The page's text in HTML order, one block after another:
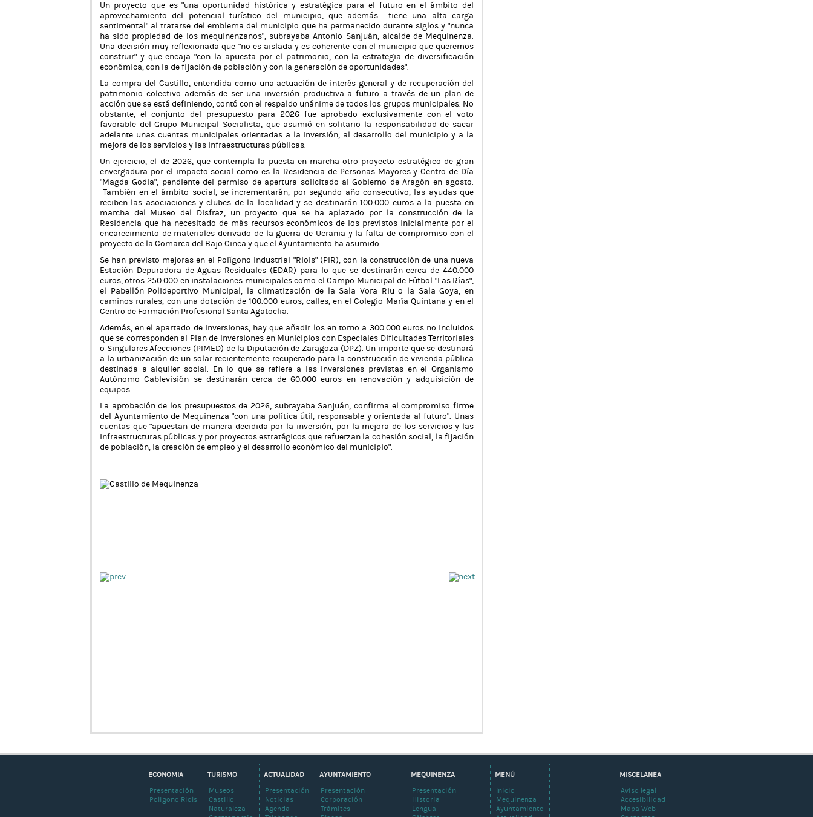
Un proyecto que es “una oportunidad histórica y estratégica para el futuro en el ámbito del
aprovechamiento del potencial turístico del municipio, que además tiene una alta carga
sentimental” al tratarse del emblema del municipio que ha permanecido durante siglos y “nunca
ha sido propiedad de los mequinenzanos”, subrayaba Antonio Sanjuán, alcalde de Mequinenza.
Una decisión muy reflexionada que “no es aislada y es coherente con el municipio que queremos
construir” y que encaja “con la apuesta por el patrimonio, con la estrategia de diversificación
económica, con la de fijación de población y con la generación de oportunidades”.
La compra del Castillo, entendida como una actuación de interés general y de recuperación del
patrimonio colectivo además de ser una inversión productiva a futuro a través de un plan de
acción que se está definiendo, contó con el respaldo unánime de todos los grupos municipales. No
obstante, el conjunto del presupuesto para 2026 fue aprobado exclusivamente con el voto
favorable del Grupo Municipal Socialista, que asumió en solitario la responsabilidad de sacar
adelante unas cuentas municipales orientadas a la inversión, al desarrollo del municipio y a la
mejora de los servicios y las infraestructuras públicas.
Un ejercicio, el de 2026, que contempla la puesta en marcha otro proyecto estratégico de gran
envergadura por el impacto social como es la Residencia de Personas Mayores y Centro de Día
“Magda Godia”, pendiente del permiso de apertura solicitado al Gobierno de Aragón en agosto.
También en el ámbito social, se incrementarán, por segundo año consecutivo, las ayudas que
reciben las asociaciones y clubes de la localidad y se destinarán 100.000 euros a la puesta en
marcha del Museo del Disfraz, un proyecto que se ha aplazado por la construcción de la
Residencia que ha necesitado de más recursos económicos de los previstos inicialmente por el
encarecimiento de materiales derivado de la guerra de Ucrania y la falta de compromiso con el
proyecto de la Comarca del Bajo Cinca y que el Ayuntamiento ha asumido.
Se han previsto mejoras en el Polígono Industrial “Riols” (PIR), con la construcción de una nueva
Estación Depuradora de Aguas Residuales (EDAR) para lo que se destinarán cerca de 440.000
euros, otros 250.000 en instalaciones municipales como el Campo Municipal de Fútbol “Las Rías”,
el Pabellón Polideportivo Municipal, la climatización de la Sala Vora Riu o la Sala Goya, en
caminos rurales, con una dotación de 100.000 euros, calles, en el Colegio María Quintana y en el
Centro de Formación Profesional Santa Agatoclia.
Además, en el apartado de inversiones, hay que añadir los en torno a 300.000 euros no incluidos
que se corresponden al Plan de Inversiones en Municipios con Especiales Dificultades Territoriales
o Singulares Afecciones (PIMED) de la Diputación de Zaragoza (DPZ). Un importe que se destinará
a la urbanización de un solar recientemente recuperado para la construcción de vivienda pública
destinada a alquiler social. En lo que se refiere a las Inversiones previstas en el Organismo
Autónomo Cablevisión se destinarán cerca de 60.000 euros en renovación y adquisición de
equipos.
La aprobación de los presupuestos de 2026, subrayaba Sanjuán, confirma el compromiso firme
del Ayuntamiento de Mequinenza “con una política útil, responsable y orientada al futuro”. Unas
cuentas que “apuestan de manera decidida por la inversión, por la mejora de los servicios y las
infraestructuras públicas y por proyectos estratégicos que refuerzan la cohesión social, la fijación
de población, la creación de empleo y el desarrollo económico del municipio”.
MENÚ
Inicio
Mequinenza
Ayuntamiento
MEQUINENZA
Presentación
Historia
Lengua
AYUNTAMIENTO
Presentación
Corporación
Trámites
ACTUALIDAD
Presentación
Noticias
Agenda
TURISMO
Museos
Castillo
Naturaleza
ECONOMIA
Presentación
Poligono Riols
MISCELANEA
Aviso legal
Accesibilidad
Mapa Web